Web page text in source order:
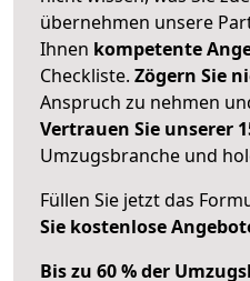
übernehmen unsere
Ihnen kompetente
Checkliste. Zögern Sie
Anspruch zu nehmen
Vertrauen Sie unserer
Umzugsbranche und
Füllen Sie jetzt das
Sie kostenlose
Bis zu 60 % der